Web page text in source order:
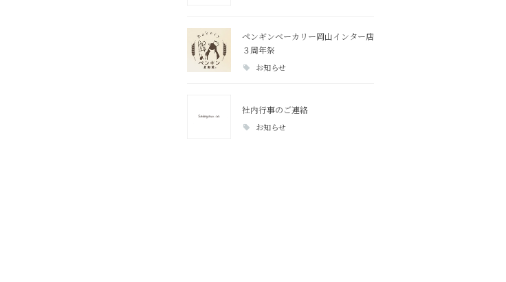
ペンギンベーカリー岡山インター店
３周年祭
お知らせ
社内行事のご連絡
お知らせ